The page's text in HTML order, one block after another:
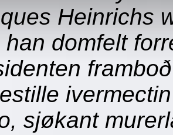
Heinrichs
han domfelt
sjøkant